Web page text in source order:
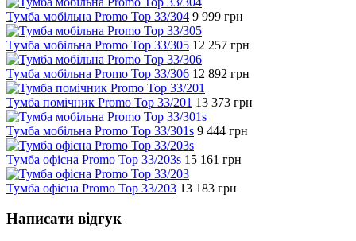
Тумба мобільна Promo Top 33/304 9 999 грн
Тумба мобільна Promo Top 33/305 12 257 грн
Тумба мобільна Promo Top 33/306 12 892 грн
Тумба помічник Promo Top 33/201 13 373 грн
Тумба мобільна Promo Top 33/301s 9 444 грн
Тумба офісна Promo Top 33/203s 15 161 грн
Тумба офісна Promo Top 33/203 13 183 грн
Написати відгук